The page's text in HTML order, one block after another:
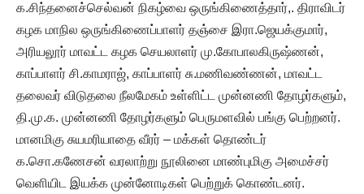
க.சிந்தனைச்செல்வன் நிகழ்வை ஒருங்கிணைத்தார்,. திராவிடர்
கழக மாநில ஒருங்கிணைப்பாளர் தஞ்சை இரா.ஜெயக்குமார்,
அரியலூர் மாவட்ட கழக செயலாளர் மு.கோபாலகிருஷ்ணன்,
காப்பாளர் சி.காமராஜ், காப்பாளர் சு.மணிவண்ணன், மாவட்ட
தலைவர் விடுதலை நீலமேகம் உள்ளிட்ட முன்னணி தோழர்களும்,
தி.மு.க. முன்னணி தோழர்களும் பெருமளவில் பங்கு பெற்றனர்.
மானமிகு சுயமரியாதை வீரர் – மக்கள் தொண்டர்
க.சொ.கணேசன் வரலாற்று நூலினை மாண்புமிகு அமைச்சர்
வெளியிட இயக்க முன்னோடிகள் பெற்றுக் கொண்டனர்.